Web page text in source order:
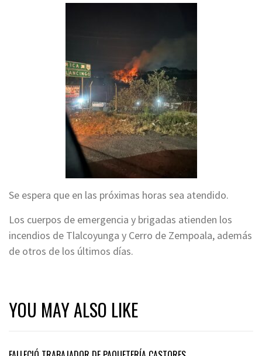
Se espera que en las próximas horas sea atendido.
Los cuerpos de emergencia y brigadas atienden los
incendios de Tlalcoyunga y Cerro de Zempoala, además
de otros de los últimos días.
YOU MAY ALSO LIKE